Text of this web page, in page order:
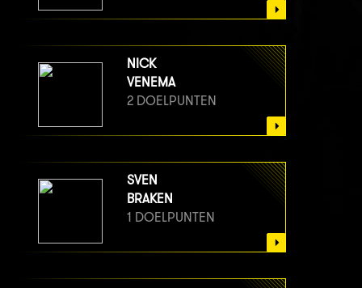
NICK
VENEMA
2 DOELPUNTEN
SVEN
BRAKEN
1 DOELPUNTEN